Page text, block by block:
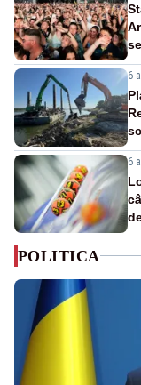
6
6
POLITICA